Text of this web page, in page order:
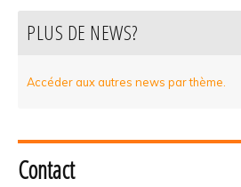
PLUS DE NEWS?
Accéder aux autres news par thème.
Contact